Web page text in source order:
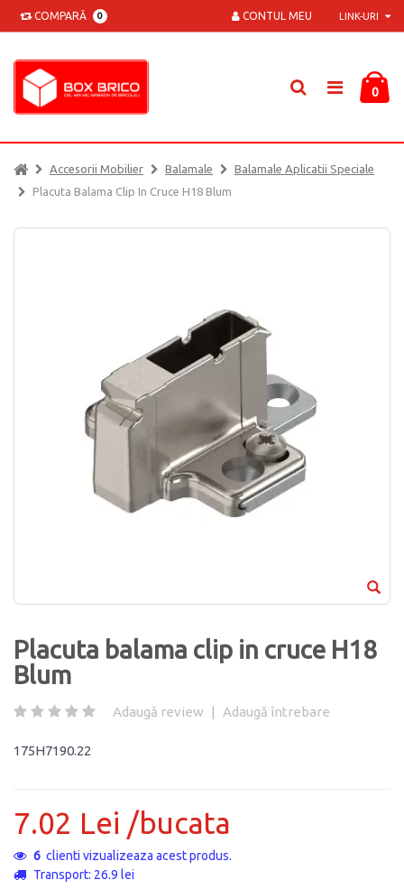
COMPARĂ 0 LINK-URI
CONTUL MEU
0
Accesorii Mobilier Balamale
Balamale Aplicatii Speciale
Placuta Balama Clip In Cruce H18 Blum
Placuta balama clip in cruce H18
Blum
Adaugă review | Adaugă întrebare
175H7190.22
7.02 Lei /bucata
13clienti vizualizeaza acest produs.
Transport: 26.9 lei